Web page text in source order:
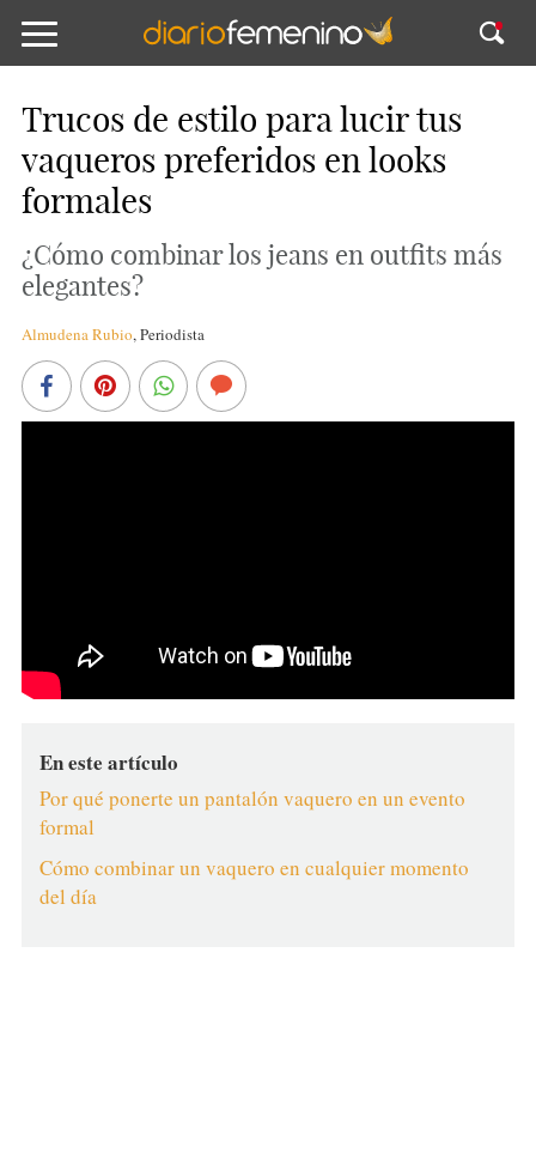
Trucos de estilo para lucir tus
vaqueros preferidos en looks
formales
¿Cómo combinar los jeans en outfits más
elegantes?
Almudena Rubio,Periodista
En este artículo
Por qué ponerte un pantalón vaquero en un evento
formal
Cómo combinar un vaquero en cualquier momento
del día